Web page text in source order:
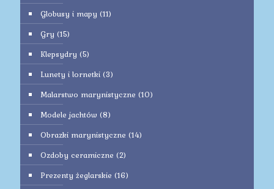
Globusy i mapy (11)
Gry (15)
Klepsydry (5)
Lunety i lornetki (3)
Malarstwo marynistyczne (10)
Modele jachtów (8)
Obrazki marynistyczne (14)
Ozdoby ceramiczne (2)
Prezenty żeglarskie (16)